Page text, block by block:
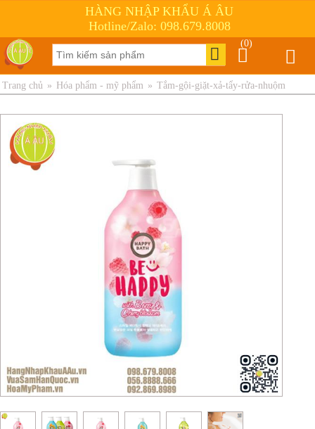
HÀNG NHẬP KHẨU Á ÂU
Hotline/Zalo: 098.679.8008
(0)
Trang chủ » Hóa phẩm - mỹ phẩm » Tắm-gội-giặt-xả-tẩy-rửa-nhuộm